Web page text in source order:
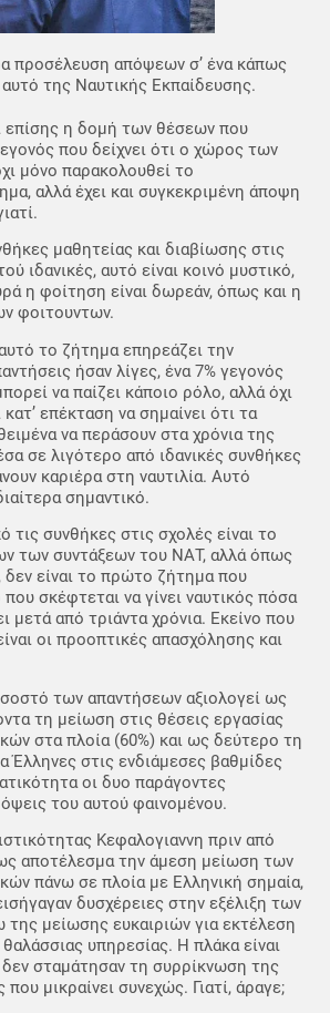
προσέλευση απόψεων σ’ ένα κάπως
της Ναυτικής Εκπαίδευσης.
επίσης η δομή των θέσεων που
που δείχνει ότι ο χώρος των
μόνο παρακολουθεί το
αλλά έχει και συγκεκριμένη άποψη
μαθητείας και διαβίωσης στις
ιδανικές, αυτό είναι κοινό μυστικό,
η φοίτηση είναι δωρεάν, όπως και η
φοιτουντων.
το ζήτημα επηρεάζει την
ήσαν λίγες, ένα 7% γεγονός
να παίζει κάποιο ρόλο, αλλά όχι
επέκταση να σημαίνει ότι τα
να περάσουν στα χρόνια της
σε λιγότερο από ιδανικές συνθήκες
καριέρα στη ναυτιλία. Αυτό
σημαντικό.
τις συνθήκες στις σχολές είναι το
των συντάξεων του ΝΑΤ, αλλά όπως
δεν είναι το πρώτο ζήτημα που
σκέφτεται να γίνει ναυτικός πόσα
μετά από τριάντα χρόνια. Εκείνο που
οι προοπτικές απασχόλησης και
των απαντήσεων αξιολογεί ως
τη μείωση στις θέσεις εργασίας
στα πλοία (60%) και ως δεύτερο τη
Έλληνες στις ενδιάμεσες βαθμίδες
οι δυο παράγοντες
του αυτού φαινομένου.
Κεφαλογιαννη πριν από
ως αποτέλεσμα την άμεση μείωση των
πάνω σε πλοία με Ελληνική σημαία,
δυσχέρειες στην εξέλιξη των
μείωσης ευκαιριών για εκτέλεση
υπηρεσίας. Η πλάκα είναι
σταμάτησαν τη συρρίκνωση της
που μικραίνει συνεχώς. Γιατί, άραγε;